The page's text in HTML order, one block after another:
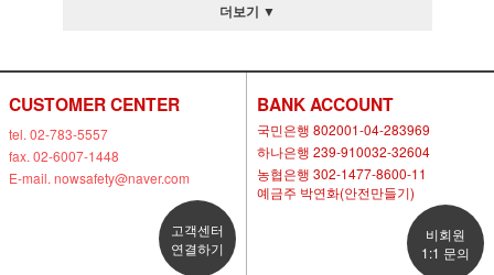
더보기 ▼
CUSTOMER CENTER
tel. 02-783-5557
fax. 02-6007-1448
E-mail. nowsafety@naver.com
고객센터
연결하기
BANK ACCOUNT
국민은행 802001-04-283969
하나은행 239-910032-32604
농협은행 302-1477-8600-11
예금주 박연화(안전만들기)
비회원
1:1 문의